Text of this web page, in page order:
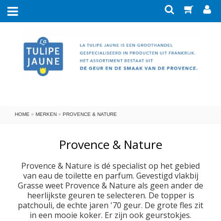
Merken
Savonnerie de Nyons
Lumière de Provence
Provence & Nature
Savonnerie de la Drôme
Zeep
Blikjes zeep
Zeep in papier
Ongeparfumeerde zeep
Scrubzeep
Met aloe vera
La Belle Provence
Met biologisch ingrediënt
Verzorging voor heren
Miniflesje EdT koker-geuren
Eau de parfum Senteur & Beauté
Eau de parfum verstuiver
Eau de toilette Marinière
Zeepbakjes en badkuipjes
Toilettas en spiegeltjes
Handdoeken
Lege organzazakjes
Geur in huis
Geurstokjes (huisparfum)
Geurkaarsen
Roomspray
Wasmiddel
Vlekkenzeep
Afwasmiddel
Decoratie
Papierwaren
Ansichtskaart
Giftboxen
HOME » MERKEN » PROVENCE & NATURE
Provence & Nature
Provence & Nature is dé specialist op het gebied
van eau de toilette en parfum. Gevestigd vlakbij
Grasse weet Provence & Nature als geen ander de
heerlijkste geuren te selecteren. De topper is
patchouli, de echte jaren '70 geur. De grote fles zit
in een mooie koker. Er zijn ook geurstokjes.